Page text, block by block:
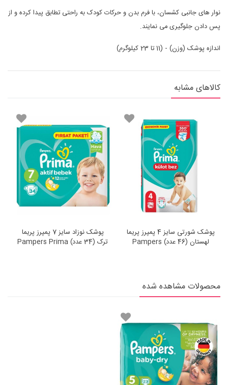
نوار های جانبی کشسان، با فرم بدن و حرکات کودک به راحتی تطابق پیدا کرده و از
پس دادن جلوگیری می نمایند.
اندازه پوشک (وزن) ‑ (11 تا 23 کیلوگرم)
کالاهای مشابه
پوشک شورتی سایز 4 پمپرز پریما
لهستان (46 عدد) Pampers
پوشک نوزاد سایز 7 پمپرز پریما
ترک (34 عدد) Pampers Prima
محصولات مشاهده شده